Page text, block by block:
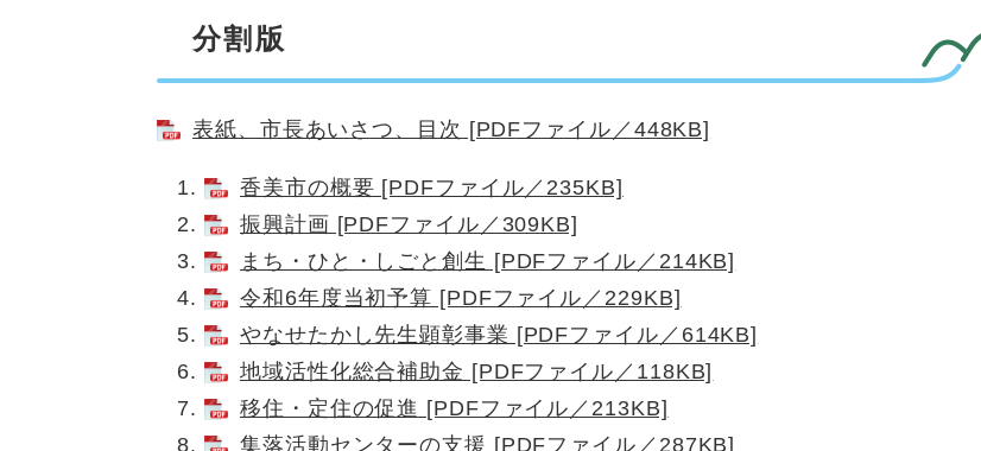
分割版
表紙、市長あいさつ、目次 [PDFファイル／448KB]
香美市の概要 [PDFファイル／235KB]
振興計画 [PDFファイル／309KB]
まち・ひと・しごと創生 [PDFファイル／214KB]
令和6年度当初予算 [PDFファイル／229KB]
やなせたかし先生顕彰事業 [PDFファイル／614KB]
地域活性化総合補助金 [PDFファイル／118KB]
移住・定住の促進 [PDFファイル／213KB]
集落活動センターの支援 [PDFファイル／287KB]